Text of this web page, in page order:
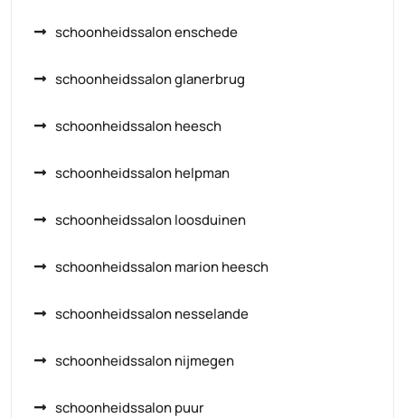
schoonheidssalon enschede
schoonheidssalon glanerbrug
schoonheidssalon heesch
schoonheidssalon helpman
schoonheidssalon loosduinen
schoonheidssalon marion heesch
schoonheidssalon nesselande
schoonheidssalon nijmegen
schoonheidssalon puur